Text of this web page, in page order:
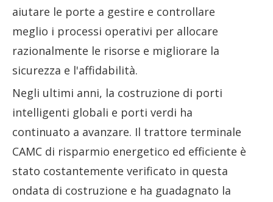
aiutare le porte a gestire e controllare
meglio i processi operativi per allocare
razionalmente le risorse e migliorare la
sicurezza e l'affidabilità.
Negli ultimi anni, la costruzione di porti
intelligenti globali e porti verdi ha
continuato a avanzare. Il trattore terminale
CAMC di risparmio energetico ed efficiente è
stato costantemente verificato in questa
ondata di costruzione e ha guadagnato la